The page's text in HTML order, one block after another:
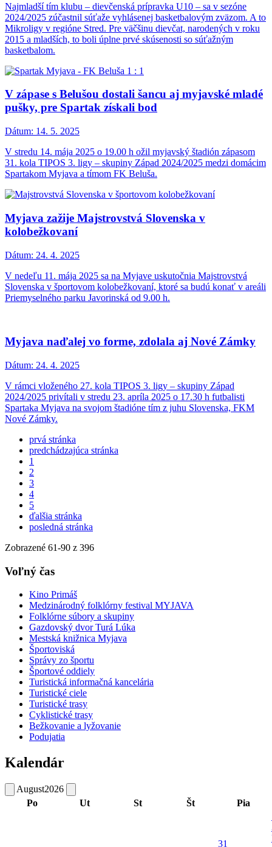
Najmladší tím klubu – dievčenská prípravka U10 – sa v sezóne
2024/2025 zúčastnil súťaže vyhlásenej basketbalovým zväzom. A to
Mikroligy v regióne Stred. Pre väčšinu dievčat, narodených v roku
2015 a mladších, to boli úplne prvé skúsenosti so súťažným
basketbalom.
V zápase s Belušou dostali šancu aj myjavské mladé
pušky, pre Spartak získali bod
Dátum: 14. 5. 2025
V stredu 14. mája 2025 o 19.00 h ožil myjavský štadión zápasom
31. kola TIPOS 3. ligy – skupiny Západ 2024/2025 medzi domácim
Spartakom Myjava a tímom FK Beluša.
Myjava zažije Majstrovstvá Slovenska v
kolobežkovaní
Dátum: 24. 4. 2025
V nedeľu 11. mája 2025 sa na Myjave uskutočnia Majstrovstvá
Slovenska v športovom kolobežkovaní, ktoré sa budú konať v areáli
Priemyselného parku Javorinská od 9.00 h.
Myjava naďalej vo forme, zdolala aj Nové Zámky
Dátum: 24. 4. 2025
V rámci vloženého 27. kola TIPOS 3. ligy – skupiny Západ
2024/2025 privítali v stredu 23. apríla 2025 o 17.30 h futbalisti
Spartaka Myjava na svojom štadióne tím z juhu Slovenska, FKM
Nové Zámky.
prvá stránka
predchádzajúca stránka
1
2
3
4
5
ďalšia stránka
posledná stránka
Zobrazené 61-90 z 396
Voľný čas
Kino Primáš
Medzinárodný folklórny festival MYJAVA
Folklórne súbory a skupiny
Gazdovský dvor Turá Lúka
Mestská knižnica Myjava
Športoviská
Správy zo športu
Športové oddiely
Turistická informačná kancelária
Turistické ciele
Turistické trasy
Cyklistické trasy
Bežkovanie a lyžovanie
Podujatia
Kalendár
August2026
Po
Ut St Št Pia
31